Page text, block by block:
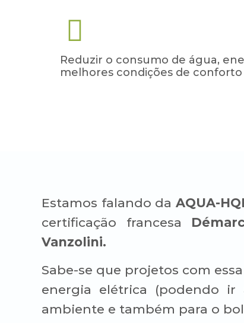
Reduzir o consumo de água,
melhores condições de conforto
Estamos falando da AQUA-
certificação francesa
Vanzolini.
Sabe-se que projetos com
energia elétrica (podendo ir
ambiente e também para o